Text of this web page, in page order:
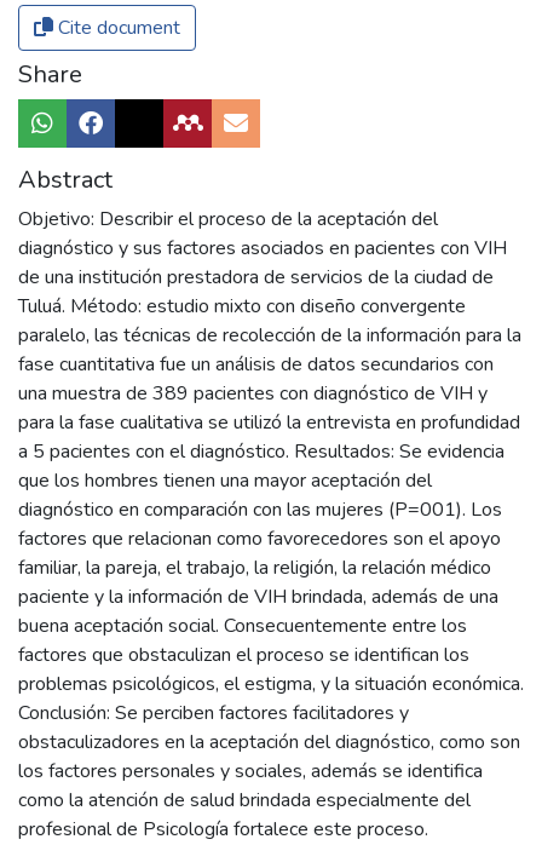
Cite document
Share
Abstract
Objetivo: Describir el proceso de la aceptación del
diagnóstico y sus factores asociados en pacientes con VIH
de una institución prestadora de servicios de la ciudad de
Tuluá. Método: estudio mixto con diseño convergente
paralelo, las técnicas de recolección de la información para la
fase cuantitativa fue un análisis de datos secundarios con
una muestra de 389 pacientes con diagnóstico de VIH y
para la fase cualitativa se utilizó la entrevista en profundidad
a 5 pacientes con el diagnóstico. Resultados: Se evidencia
que los hombres tienen una mayor aceptación del
diagnóstico en comparación con las mujeres (P=001). Los
factores que relacionan como favorecedores son el apoyo
familiar, la pareja, el trabajo, la religión, la relación médico
paciente y la información de VIH brindada, además de una
buena aceptación social. Consecuentemente entre los
factores que obstaculizan el proceso se identifican los
problemas psicológicos, el estigma, y la situación económica.
Conclusión: Se perciben factores facilitadores y
obstaculizadores en la aceptación del diagnóstico, como son
los factores personales y sociales, además se identifica
como la atención de salud brindada especialmente del
profesional de Psicología fortalece este proceso.